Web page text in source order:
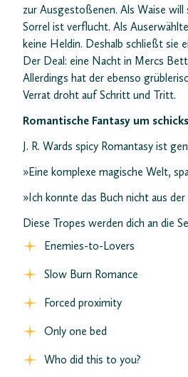
zur Ausgestoßenen. Als Waise will
Sorrel ist verflucht. Als
keine Heldin. Deshalb schließt sie
Der Deal: eine Nacht in Mercs
Allerdings hat der ebenso
Verrat droht auf Schritt und Tritt.
Romantische Fantasy um
J. R. Wards spicy Romantasy ist
»Eine komplexe magische Welt,
»Ich konnte das Buch nicht aus
Diese Tropes werden dich an die
Enemies-to-Lovers
Slow Burn Romance
Forced proximity
Only one bed
Who did this to you?